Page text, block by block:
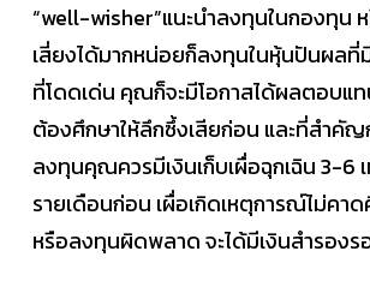
“well-wisher”แนะนำลงทุนในกองทุน
เสี่ยงได้มากหน่อยก็ลงทุนในหุ้นปันผลที่
ที่โดดเด่น คุณก็จะมีโอกาสได้ผลตอบแ
ต้องศึกษาให้ลึกซึ้งเสียก่อน และที่สำคัญ
ลงทุนคุณควรมีเงินเก็บเผื่อฉุกเฉิน 3-6
รายเดือนก่อน เผื่อเกิดเหตุการณ์ไม่คา
หรือลงทุนผิดพลาด จะได้มีเงินสำรองร